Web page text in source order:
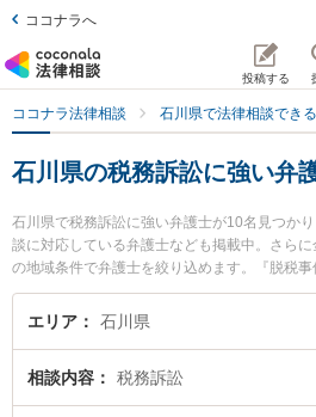
ココナラへ
投稿する
ココナラ法律相談 石川県で法律相談でき
石川県の税務訴訟に強い弁
石川県で税務訴訟に強い弁護士が10名見つか
談に対応している弁護士なども掲載中。さら
の地域条件で弁護士を絞り込めます。『脱税
野での絞り込み検索もでき便利です。』特に
や浮葉法律事務所の浮葉 遼弁護士、敦賀法律
のトラブル解決の実績豊富な近くの弁護士を
務訴訟を法律相談できる石川県内の弁護士に
エリア 石川県
相談内容 税務訴訟